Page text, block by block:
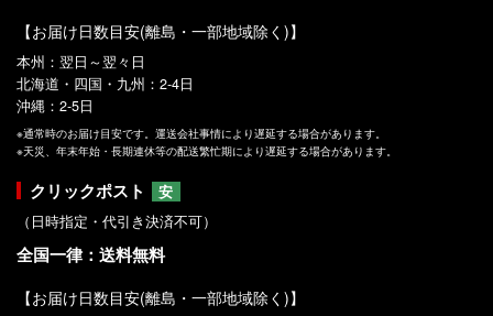
【お届け日数目安(離島・一部地域除く)】
本州：翌日～翌々日
北海道・四国・九州：2-4日
沖縄：2-5日
※通常時のお届け目安です。運送会社事情により遅延する場合があります。
※天災、年末年始・長期連休等の配送繁忙期により遅延する場合があります。
クリックポスト
安
（日時指定・代引き決済不可）
全国一律：送料無料
【お届け日数目安(離島・一部地域除く)】